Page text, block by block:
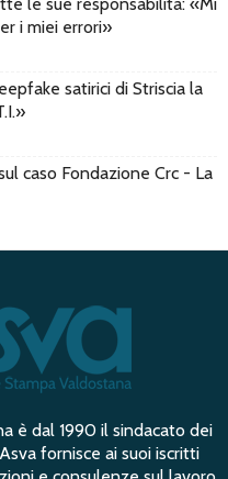
i miei errori»
satirici di Striscia la
caso Fondazione Crc - La
è dal 1990 il sindacato dei
fornisce ai suoi iscritti